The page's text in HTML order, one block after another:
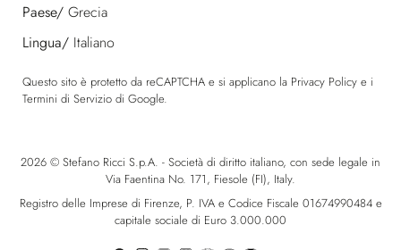
Paese/ Grecia
Lingua/ Italiano
Questo sito è protetto da reCAPTCHA e si applicano la Privacy Policy e i
Termini di Servizio di Google.
2026 © Stefano Ricci S.p.A. - Società di diritto italiano, con sede legale in
Via Faentina No. 171, Fiesole (FI), Italy.
Registro delle Imprese di Firenze, P. IVA e Codice Fiscale 01674990484 e
capitale sociale di Euro 3.000.000